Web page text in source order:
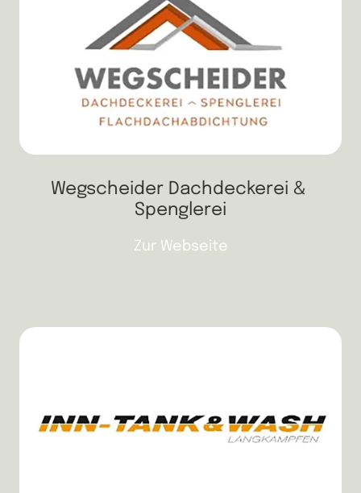
Wegscheider Dachdeckerei &
Spenglerei
Zur Webseite